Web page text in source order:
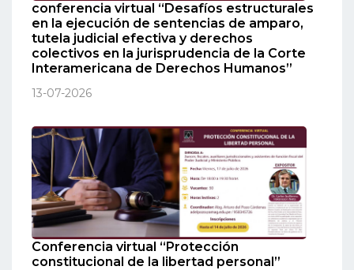
conferencia virtual “Desafíos estructurales
en la ejecución de sentencias de amparo,
tutela judicial efectiva y derechos
colectivos en la jurisprudencia de la Corte
Interamericana de Derechos Humanos”
13-07-2026
Conferencia virtual “Protección
constitucional de la libertad personal”